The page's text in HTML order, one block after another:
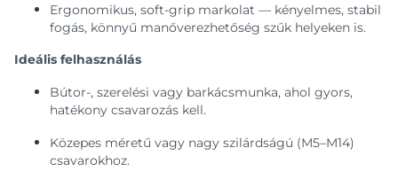
Ergonomikus, soft-grip markolat — kényelmes, stabil
fogás, könnyű manőverezhetőség szűk helyeken is.
Ideális felhasználás
Bútor-, szerelési vagy barkácsmunka, ahol gyors,
hatékony csavarozás kell.
Közepes méretű vagy nagy szilárdságú (M5–M14)
csavarokhoz.